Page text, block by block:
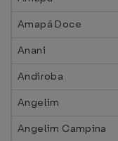
Amapá Doce
Anani
Andiroba
Angelim
Angelim Campina